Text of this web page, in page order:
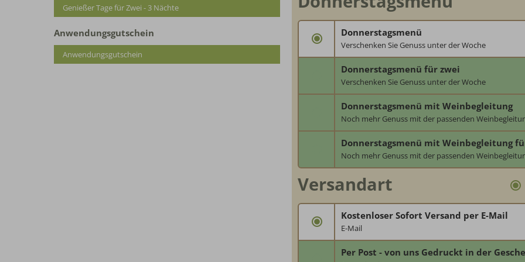
Genießer Tage für Zwei - 3 Nächte
Anwendungsgutschein
Anwendungsgutschein
Donnerstagsmenü
Verschenken Sie Genuss unter der Woche
Donnerstags ist Menütag.
ein feines bisschen mehr…
Donnerstagsmenü für zwei
Verschenken Sie Genuss unter der Woche
Für zwei Personen
Donnerstags ist Menütag.
ein feines bisschen mehr…
Donnerstagsmenü mit Weinbegleitung
Noch mehr Genuss mit der passenden
Begleitet von 3 korrsepondierenden Weinen.
Donnerstags ist Menütag.
ein feines bisschen mehr…
Donnerstagsmenü mit Weinbegleitung
Noch mehr Genuss mit der passenden
Begleitet von 3 korrsepondierenden Weinen.
für 2 Personen
Donnerstags ist Menütag.
ein feines bisschen mehr…
Versandart
Kostenloser Sofort Versand per E-Mail
E-Mail
Bitte beachten Sie, dass der Gutschein erst nach
: € 0,--
Per Post - von uns Gedruckt in der